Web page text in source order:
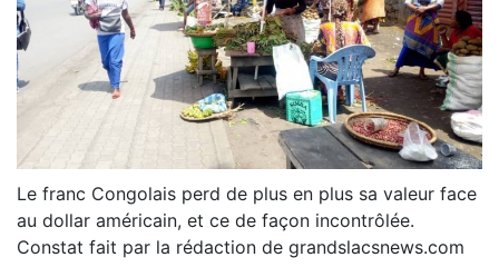
Le franc Congolais perd de plus en plus sa valeur face
au dollar américain, et ce de façon incontrôlée.
Constat fait par la rédaction de grandslacsnews.com